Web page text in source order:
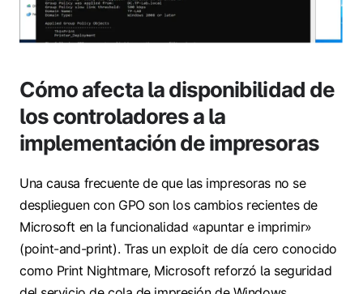
Cómo afecta la disponibilidad de
los controladores a la
implementación de impresoras
Una causa frecuente de que las impresoras no se
desplieguen con GPO son los cambios recientes de
Microsoft en la funcionalidad «apuntar e imprimir»
(point-and-print). Tras un exploit de día cero conocido
como Print Nightmare, Microsoft reforzó la seguridad